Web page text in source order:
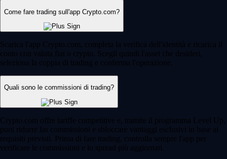
Come fare trading sull'app Crypto.com?
Scarica l'app Crypto.com, completa la verifica dell'identità e ricarica il
conto con valuta fiat o crypto. Scegli quindi l'asset che desideri,
seleziona la coppia di trading e conferma l'operazione.
Quali sono le commissioni di trading?
Crypto.com offre tariffe competitive e, tramite il programma Level Up,
puoi ridurre las commissioni e sbloccare vantaggi esclusivi in base ai
requisiti previsti. Prima di fare trading, controlla sempre l'app per
verificare le commissioni e lo spread più aggiornati.